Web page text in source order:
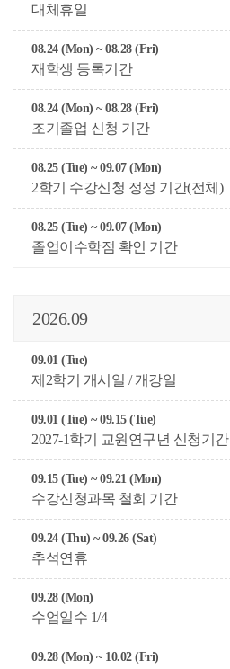
대체휴일
08.24 (Mon) ~ 08.28 (Fri)
재학생 등록기간
08.24 (Mon) ~ 08.28 (Fri)
조기졸업 신청 기간
08.25 (Tue) ~ 09.07 (Mon)
2학기 수강신청 정정 기간(전체)
08.25 (Tue) ~ 09.07 (Mon)
졸업이수학점 확인 기간
2026.09
09.01 (Tue)
제2학기 개시일 / 개강일
09.01 (Tue) ~ 09.15 (Tue)
2027-1학기 교원연구년 신청기간
09.15 (Tue) ~ 09.21 (Mon)
수강신청과목 철회 기간
09.24 (Thu) ~ 09.26 (Sat)
추석연휴
09.28 (Mon)
수업일수 1/4
09.28 (Mon) ~ 10.02 (Fri)